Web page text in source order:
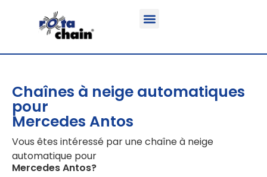
Chaînes à neige automatiques
pour
Mercedes Antos
Vous êtes intéressé par une chaîne à neige
automatique pour
Mercedes Antos?